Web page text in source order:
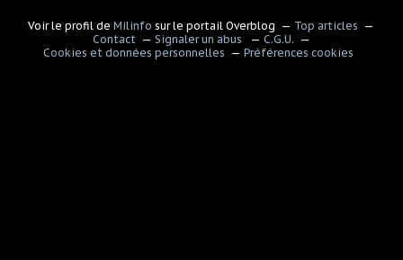
Voir le profil deMilinfo sur le portail Overblog
Top articles
Contact
Signaler un abus
C.G.U.
Cookies et données personnelles
Préférences cookies